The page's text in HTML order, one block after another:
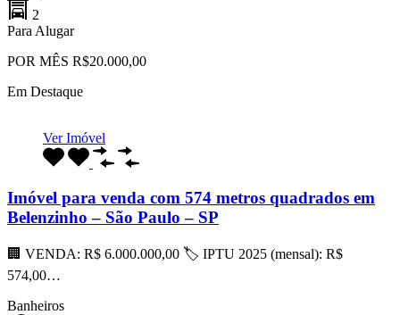
2
Para Alugar
POR MÊS R$20.000,00
Em Destaque
Ver Imóvel
Imóvel para venda com 574 metros quadrados em
Belenzinho – São Paulo – SP
🏢 VENDA: R$ 6.000.000,00 🏷 IPTU 2025 (mensal): R$
574,00…
Banheiros